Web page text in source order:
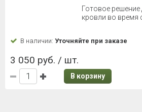
Готовое
кровли во время
В наличии: Уточняйте при заказе
3 050 руб. / шт.
В корзину